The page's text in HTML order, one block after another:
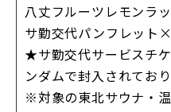
八丈フルーツレモンラ
サ勤交代パンフレット
★サ勤交代サービスチ
ンダムで封入されてお
※対象の東北サウナ・